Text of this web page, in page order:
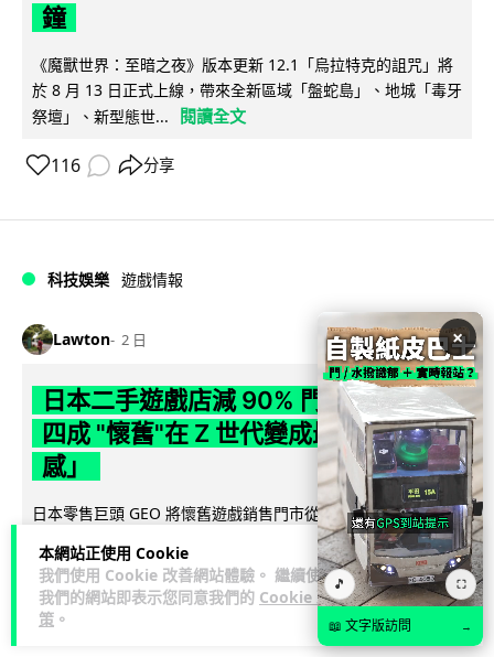
本網站正使用 Cookie
我們使用 Cookie 改善網站體驗。 繼續使用
我們的網站即表示您同意我們的 Cookie 政
策 。
鐘
《魔獸世界：至暗之夜》版本更新 12.1「烏拉特克的詛咒」將
於 8 月 13 日正式上線，帶來全新區域「盤蛇島」、地城「毒牙
祭壇」、新型態世...
閱讀全文
116 分享
科技娛樂 遊戲情報
Lawton 2 日
日本二手遊戲店減 90% 門市 業績反增
四成 "懷舊"在 Z 世代變成最潮「新鮮
感」
日本零售巨頭 GEO 將懷舊遊戲銷售門市從 1,000 間大幅減至
99 間，但銷售額卻不降反升至過往的 1.4 倍。做到「減店增
收」奇蹟，...
閱讀全文
268
×
🎵 ⛶
📖 文字版訪問 →